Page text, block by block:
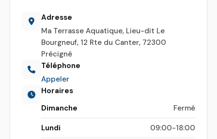
Adresse
Ma Terrasse Aquatique, Lieu-dit Le
Bourgneuf, 12 Rte du Canter, 72300
Précigné
Téléphone
Appeler
Horaires
Dimanche
Fermé
Lundi 09:00-18:00